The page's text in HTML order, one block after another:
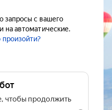
запросы с вашего
на автоматические.
чтобы продолжить